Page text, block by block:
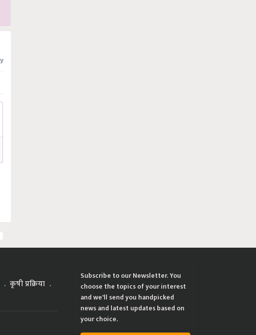
कृषी प्रक्रिया
Subscribe to our Newsletter. You
choose the topics of your interest
and we'll send you handpicked
news and latest updates based on
your choice.